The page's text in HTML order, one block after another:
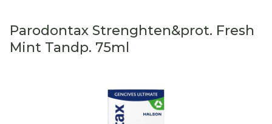
Parodontax Strenghten&prot. Fresh
Mint Tandp. 75ml